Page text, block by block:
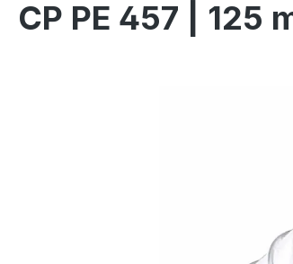
CP PE 457 | 125